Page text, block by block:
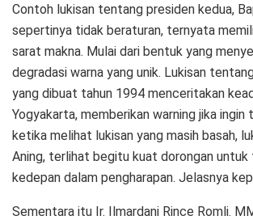
Contoh lukisan tentang presiden kedua,
sepertinya tidak beraturan, ternyata
sarat makna. Mulai dari bentuk yang
degradasi warna yang unik. Lukisan
yang dibuat tahun 1994 menceritakan
Yogyakarta, memberikan warning jika ingin
ketika melihat lukisan yang masih basah,
Aning, terlihat begitu kuat dorongan
kedepan dalam pengharapan. Jelasnya
Sementara itu Ir. Ilmardani Rince Romli.